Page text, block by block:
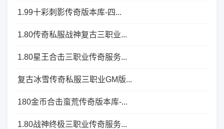
1.99十彩刺影传奇版本库-四...
1.80传奇私服战神复古三职业...
1.80星王合击三职业传奇服务...
复古冰雪传奇私服三职业GM版...
180金币合击蛮荒传奇版本库-...
1.80战神终极三职业传奇服务...